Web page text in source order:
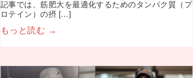
記事では、筋肥大を最適化するためのタンパク質（プ
ロテイン）の摂 […]
もっと読む →